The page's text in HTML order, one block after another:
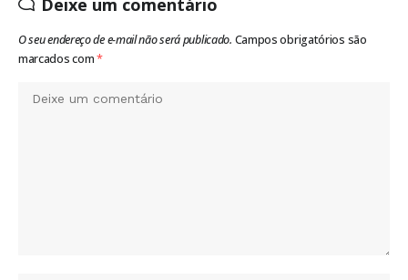
Deixe um comentário
O seu endereço de e-mail não será publicado. Campos obrigatórios são
marcados com*